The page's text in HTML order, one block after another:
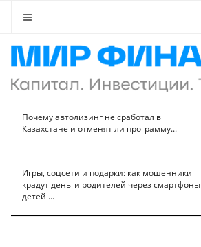
Почему автолизинг не сработал в
Казахстане и отменят ли программу...
Игры, соцсети и подарки: как мошенники
крадут деньги родителей через смартфоны
детей ...